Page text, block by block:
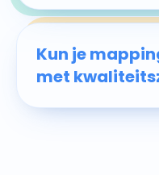
Kun je
met